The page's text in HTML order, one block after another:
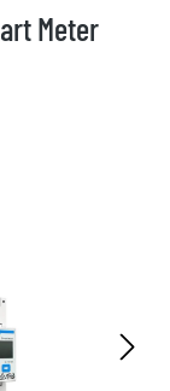
Meter